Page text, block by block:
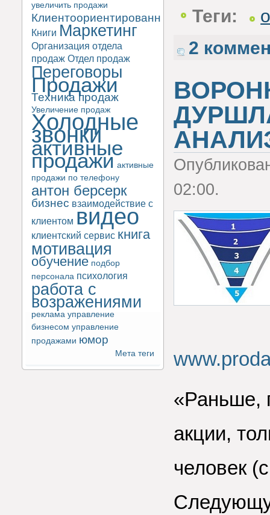
увеличить продажи
Клиентоориентированность
Книги Маркетинг
Организация отдела
продаж Отдел продаж
Переговоры
Продажи
Техника продаж
Увеличение продаж
Холодные
звонки
активные
продажи активные
продажи по телефону
антон берсерк
бизнес взаимодействие с
клиентом видео
клиентский сервис книга
мотивация
обучение подбор
персонала психология
работа с
возражениями
реклама управление
бизнесом управление
продажами юмор
Мета теги
Теги:
2
02:00.
«Раньше,
акции,
человек